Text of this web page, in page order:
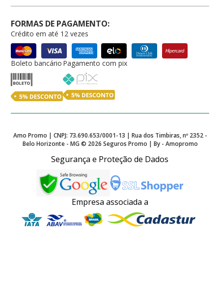
FORMAS DE PAGAMENTO:
Crédito em até 12 vezes
Boleto bancário Pagamento com pix
Amo Promo | CNPJ: 73.690.653/0001-13 | Rua dos Timbiras, nº 2352 -
Belo Horizonte - MG © 2026 Seguros Promo | By - Amopromo
Segurança e Proteção de Dados
Empresa associada a